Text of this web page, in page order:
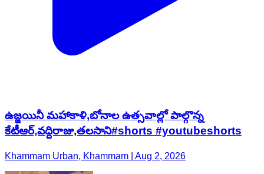
ఉజ్జయినీ మహాకాళి,బోనాల ఉత్సవాల్లో పాల్గొన్న
కేటీఆర్,వద్దిరాజు,తలసాని#shorts #youtubeshorts
Khammam Urban, Khammam | Aug 2, 2026